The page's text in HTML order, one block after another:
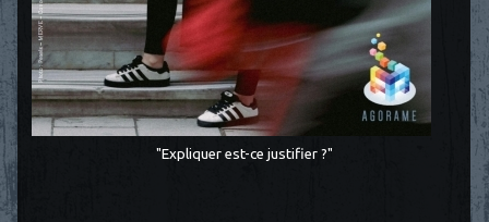
"Expliquer est-ce justifier ?"